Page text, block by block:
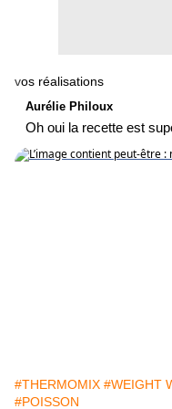
vos réalisations
Aurélie Philoux
Oh oui la recette est
#THERMOMIX #WEIGHT
#POISSON